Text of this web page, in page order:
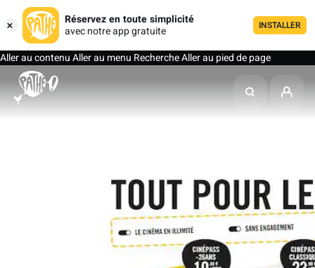
Réservez en toute simplicité
avec notre app gratuite
INSTALLER
Aller au contenuAller au menu RechercheAller au pied de page